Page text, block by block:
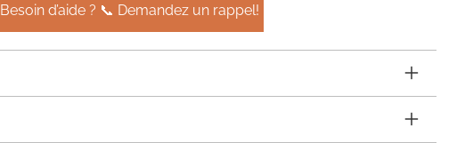
Besoin d’aide ? 📞 Demandez un rappel!